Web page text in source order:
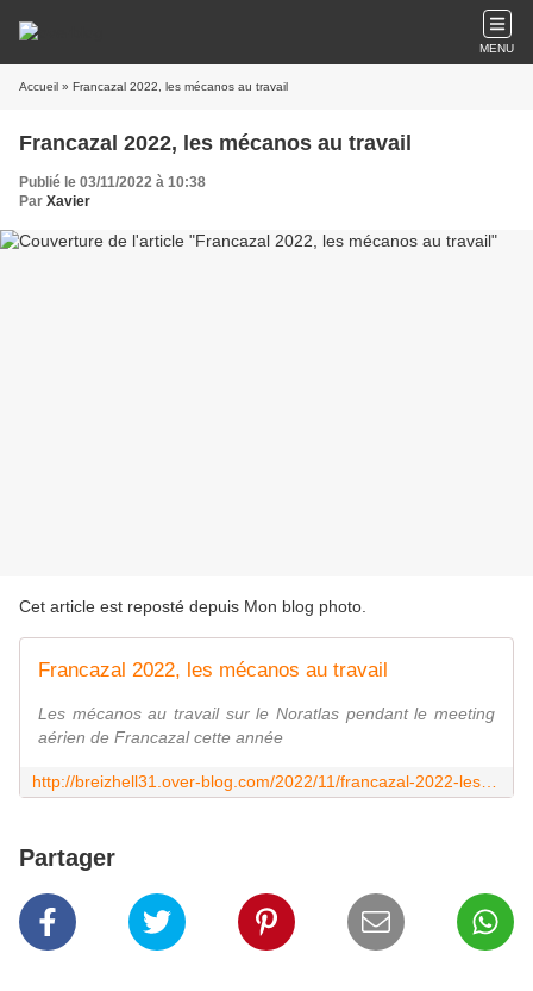
MENU
Accueil » Francazal 2022, les mécanos au travail
Francazal 2022, les mécanos au travail
Publié le 03/11/2022 à 10:38
Par Xavier
Cet article est reposté depuis Mon blog photo
Francazal 2022, les mécanos au travail
Les mécanos au travail sur le Noratlas pendant le meeting
aérien de Francazal cette année
Partager